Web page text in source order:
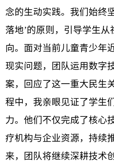
念的生动实践。我们始终
落地’的原则，引导学生
向。面对当前儿童青少年
现实问题，团队运用数字
案，回应了这一重大民生
程中，我亲眼见证了学生
力。他们不仅完成了核心
疗机构与企业资源，持续
来，团队将继续深耕技术